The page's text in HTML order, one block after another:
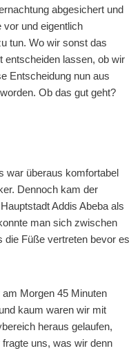
abgesichert und
vor und eigentlich
tun. Wo wir sonst das
entscheiden lassen, ob wir
Entscheidung nun aus
Ob das gut geht?
war überaus komfortabel
Dennoch kam der
Addis Abeba als
man sich zwischen
die Füße vertreten bevor es
Morgen 45 Minuten
kaum waren wir mit
heraus gelaufen,
uns, was wir denn